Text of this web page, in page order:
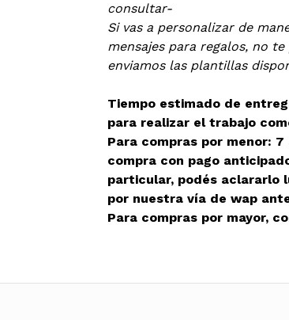
consultar-
Si vas a personalizar de
mensajes para regalos, no
enviamos las plantillas
Tiempo estimado de
para realizar el trabajo
Para compras por menor:
compra con pago
particular, podés aclararlo
por nuestra vía de wap
Para compras por mayor,